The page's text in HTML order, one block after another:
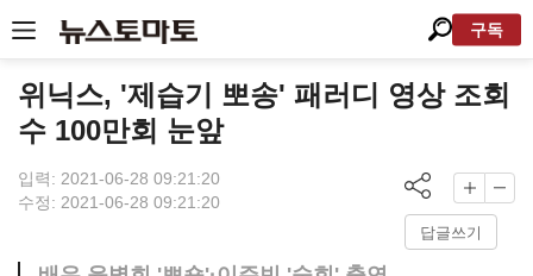
구독
위닉스, '제습기 뽀송' 패러디 영상 조회
수 100만회 눈앞
입력: 2021-06-28 09:21:20
수정: 2021-06-28 09:21:20
답글쓰기